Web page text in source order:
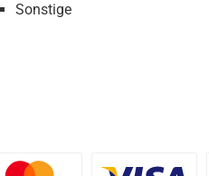
Sonstige